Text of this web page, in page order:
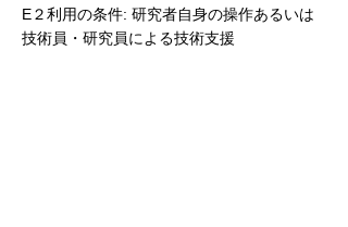
E２利用の条件: 研究者自身の操作あるいは
技術員・研究員による技術支援